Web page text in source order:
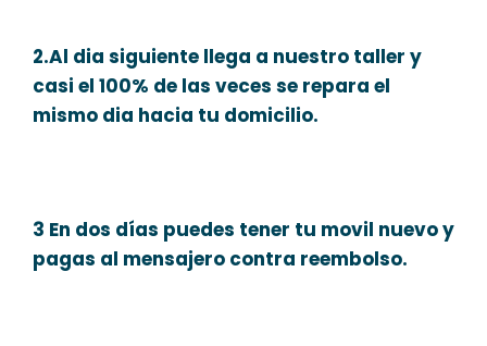
2.Al dia siguiente llega a nuestro taller y
casi el 100% de las veces se repara el
mismo dia hacia tu domicilio.
3 En dos días puedes tener tu movil nuevo y
pagas al mensajero contra reembolso.